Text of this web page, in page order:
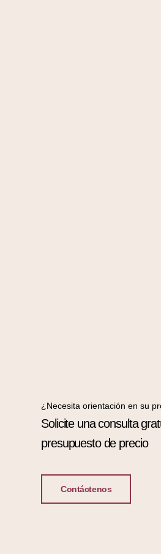
¿Necesita orientación en su
Solicite una consulta
presupuesto de precio
Contáctenos